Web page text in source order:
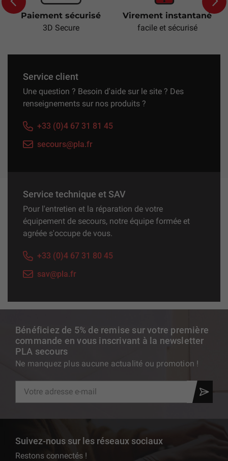
Previous
Paiement sécurisé
3D Secure
Virement instantané
facile et sécurisé
Bénéficiez de 5% de remise sur votre première
commande en vous inscrivant à la newsletter
PLA secours
Ne manquez plus aucune actualité ou promotion !
Suivez-nous sur les réseaux sociaux
Restons connectés !
Service client
Une question ? Besoin d'aide sur le site ? Des
renseignements sur nos produits ?
+33 (0)4 67 31 81 45
secours@pla.fr
Service technique et SAV
Pour l'entretien et la réparation de votre
équipement de secours, notre équipe formée et
agréée s'occupe de vous.
+33 (0)4 67 31 80 45
sav@pla.fr